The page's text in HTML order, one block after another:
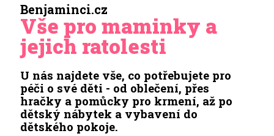
Benjaminci.cz
Vše pro maminky a
jejich ratolesti
U nás najdete vše, co potřebujete pro
péči o své děti - od oblečení, přes
hračky a pomůcky pro krmení, až po
dětský nábytek a vybavení do
dětského pokoje.